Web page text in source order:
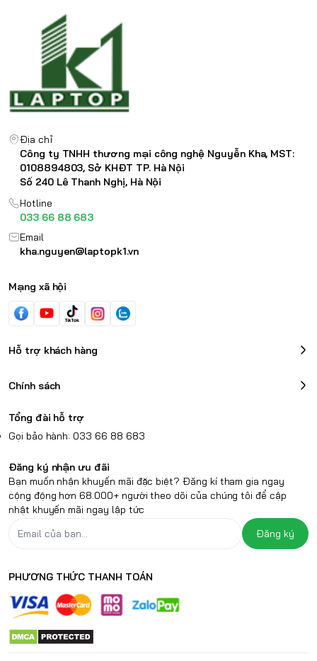
Địa chỉ
Công ty TNHH thương mại công nghệ Nguyễn Kha, MST:
0108894803, Sở KHĐT TP. Hà Nội
Số 240 Lê Thanh Nghị, Hà Nội
Hotline
033 66 88 683
Email
kha.nguyen@laptopk1.vn
Mạng xã hội
Hỗ trợ khách hàng
Chính sách
Tổng đài hỗ trợ
Gọi bảo hành: 033 66 88 683
Đăng ký nhận ưu đãi
Bạn muốn nhận khuyến mãi đặc biệt? Đăng kí tham gia ngay
cộng động hơn 68.000+ người theo dõi của chúng tôi để cập
nhật khuyến mãi ngay lập tức
Đăng ký
PHƯƠNG THỨC THANH TOÁN